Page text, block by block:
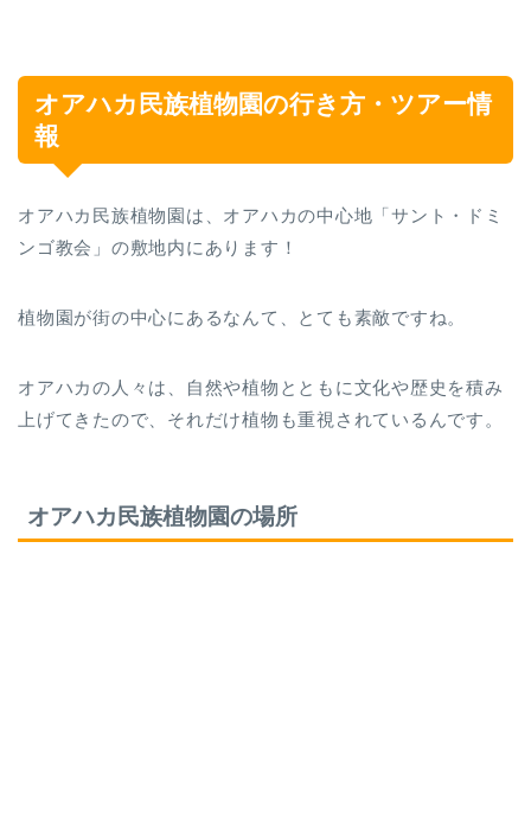
オアハカ民族植物園の行き方・ツアー情
報
オアハカ民族植物園は、オアハカの中心地「サント・ドミ
ンゴ教会」の敷地内にあります！
植物園が街の中心にあるなんて、とても素敵ですね。
オアハカの人々は、自然や植物とともに文化や歴史を積み
上げてきたので、それだけ植物も重視されているんです。
オアハカ民族植物園の場所